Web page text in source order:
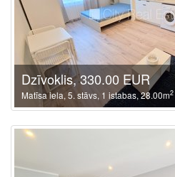
Dzīvoklis, 330.00 EUR
Matīsa iela, 5. stāvs, 1 istabas, 28.00m2